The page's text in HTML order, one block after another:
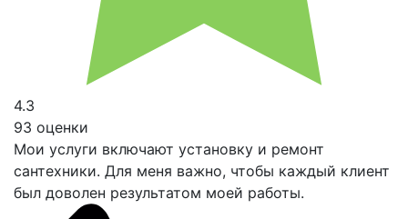
4.3
93 оценки
Мои услуги включают установку и ремонт
сантехники. Для меня важно, чтобы каждый клиент
был доволен результатом моей работы.